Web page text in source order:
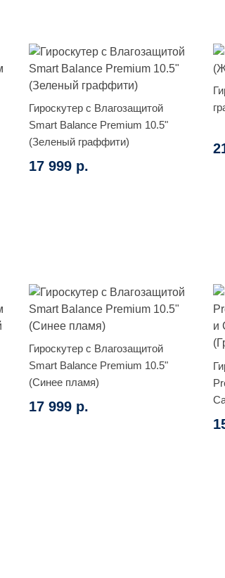
Гироскутер с Влагозащитой
Smart Balance Premium 10.5"
(Зеленый граффити)
17 999 р.
Гироскутер с Влагозащитой
Smart Balance Premium 10.5"
(Синее пламя)
17 999 р.